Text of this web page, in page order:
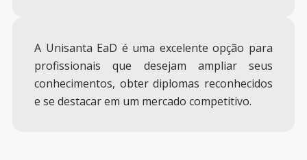
A Unisanta EaD é uma excelente opção para
profissionais que desejam ampliar seus
conhecimentos, obter diplomas reconhecidos
e se destacar em um mercado competitivo.